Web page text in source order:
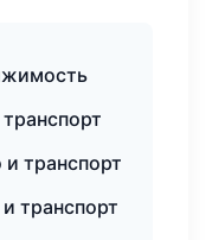
транспорт
транспорт